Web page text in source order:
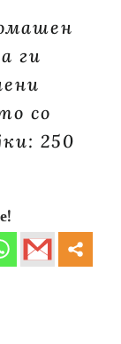
ги
со
250